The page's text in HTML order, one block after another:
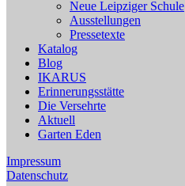
Neue Leipziger Schule
Ausstellungen
Pressetexte
Katalog
Blog
IKARUS
Erinnerungsstätte
Die Versehrte
Aktuell
Garten Eden
Impressum
Datenschutz